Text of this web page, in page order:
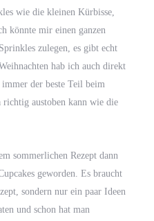
wie die kleinen Kürbisse,
könnte mir einen ganzen
zulegen, es gibt echt
hab ich auch direkt
der beste Teil beim
austoben kann wie die
sommerlichen Rezept dann
geworden. Es braucht
sondern nur ein paar Ideen
und schon hat man